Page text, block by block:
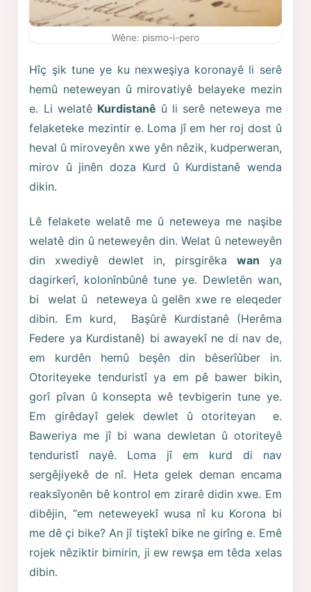
Wêne: pismo-i-pero
Hîç şik tune ye ku nexweşiya koronayê li serê
hemû neteweyan û mirovatiyê belayeke mezin
e. Li welatê Kurdistanê û li serê neteweya me
felaketeke mezintir e. Loma jî em her roj dost û
heval û miroveyên xwe yên nêzik, kudperweran,
mirov û jinên doza Kurd û Kurdistanê wenda
dikin.
Lê felakete welatê me û neteweya me naşibe
welatê din û neteweyên din. Welat û neteweyên
din xwediyê dewlet in, pirsgirêka wan ya
dagirkerî, kolonînbûnê tune ye. Dewletên wan,
bi welat û neteweya û gelên xwe re eleqeder
dibin. Em kurd, Başûrê Kurdistanê (Herêma
Federe ya Kurdistanê) bi awayekî ne di nav de,
em kurdên hemû beşên din bêserîûber in.
Otoriteyeke tenduristî ya em pê bawer bikin,
gorî pîvan û konsepta wê tevbigerin tune ye.
Em girêdayî gelek dewlet û otoriteyan e.
Baweriya me jî bi wana dewletan û otoriteyê
tenduristî nayê. Loma jî em kurd di nav
sergêjiyekê de nî. Heta gelek deman encama
reaksîyonên bê kontrol em zirarê didin xwe. Em
dibêjin, “em neteweyekî wusa nî ku Korona bi
me dê çi bike? An jî tiştekî bike ne girîng e. Emê
rojek nêziktir bimirin, ji ew rewşa em têda xelas
dibin.